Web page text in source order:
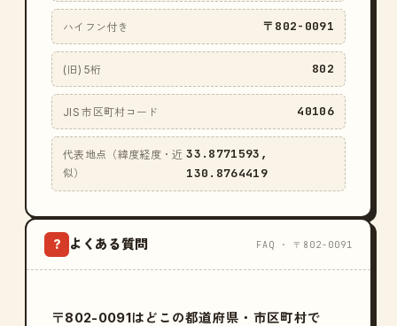
ハイフン付き 〒802-0091
(旧) 5桁 802
JIS 市区町村コード 40106
代表地点（緯度経度・近
似）
33.8771593,
130.8764419
? よくある質問 FAQ · 〒802-0091
〒802-0091はどこの都道府県・市区町村で